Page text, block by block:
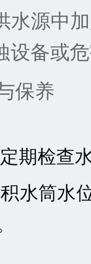
水源中
设备或
保养
定期检查
积水筒水